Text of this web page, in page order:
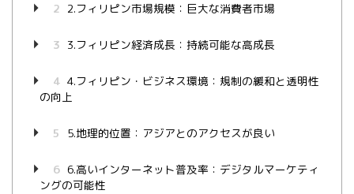
2 2.フィリピン市場規模：巨大な消費者市場
3 3.フィリピン経済成長：持続可能な高成長
4 4.フィリピン・ビジネス環境：規制の緩和と透明性
の向上
5 5.地理的位置：アジアとのアクセスが良い
6 6.高いインターネット普及率：デジタルマーケティ
ングの可能性